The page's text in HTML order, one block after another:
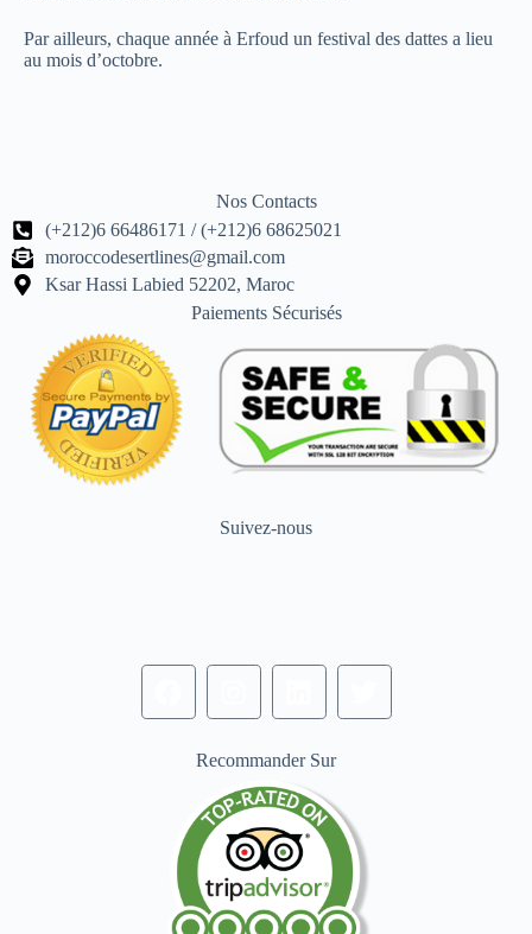
Par ailleurs, chaque année à Erfoud un festival des dattes a lieu
au mois d’octobre.
Nos Contacts
(+212)6 66486171 / (+212)6 68625021
moroccodesertlines@gmail.com
Ksar Hassi Labied 52202, Maroc
Paiements Sécurisés
Suivez-nous
Recommander Sur